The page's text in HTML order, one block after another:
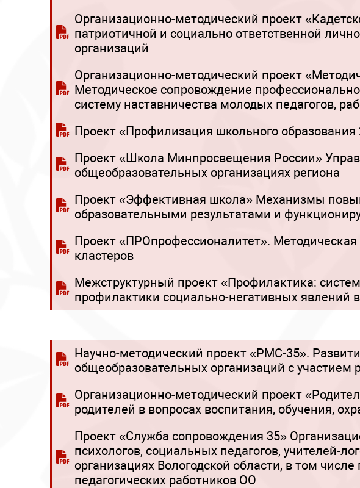
Организационно-методический проект
патриотичной и социально ответственной
организаций
Организационно-методический проект
Методическое сопровождение
систему наставничества молодых педагогов,
Проект «Профилизация школьного образования
Проект «Школа Минпросвещения России»
общеобразовательных организациях региона
Проект «Эффективная школа» Механизмы
образовательными результатами и
Проект «ПРОпрофессионалитет».
кластеров
Межструктурный проект «Профилактика:
профилактики социально-негативных явлений
Научно-методический проект «РМС-35».
общеобразовательных организаций с участием
Организационно-методический проект
родителей в вопросах воспитания, обучения,
Проект «Служба сопровождения 35»
психологов, социальных педагогов, учителей-
организациях Вологодской области, в том
педагогических работников ОО